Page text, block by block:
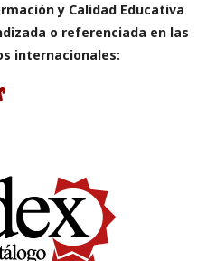
y Calidad Educativa
o referenciada en las
internacionales: